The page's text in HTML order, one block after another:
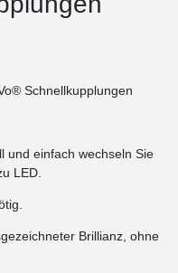
Schnellkupplungen
und einfach wechseln Sie
LED.
Brillianz, ohne